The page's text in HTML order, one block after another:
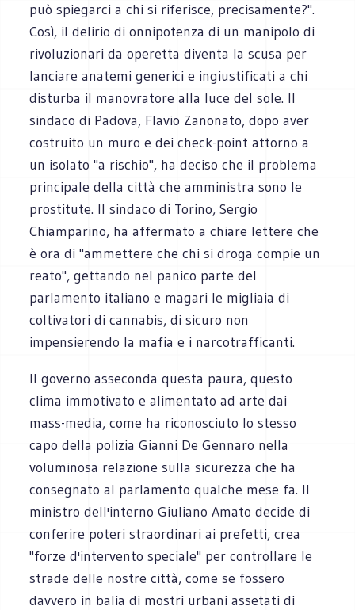
può spiegarci a chi si riferisce, precisamente?".
Così, il delirio di onnipotenza di un manipolo di
rivoluzionari da operetta diventa la scusa per
lanciare anatemi generici e ingiustificati a chi
disturba il manovratore alla luce del sole. Il
sindaco di Padova, Flavio Zanonato, dopo aver
costruito un muro e dei check-point attorno a
un isolato "a rischio", ha deciso che il problema
principale della città che amministra sono le
prostitute. Il sindaco di Torino, Sergio
Chiamparino, ha affermato a chiare lettere che
è ora di "ammettere che chi si droga compie un
reato", gettando nel panico parte del
parlamento italiano e magari le migliaia di
coltivatori di cannabis, di sicuro non
impensierendo la mafia e i narcotrafficanti.
Il governo asseconda questa paura, questo
clima immotivato e alimentato ad arte dai
mass-media, come ha riconosciuto lo stesso
capo della polizia Gianni De Gennaro nella
voluminosa relazione sulla sicurezza che ha
consegnato al parlamento qualche mese fa. Il
ministro dell'interno Giuliano Amato decide di
conferire poteri straordinari ai prefetti, crea
"forze d'intervento speciale" per controllare le
strade delle nostre città, come se fossero
davvero in balia di mostri urbani assetati di